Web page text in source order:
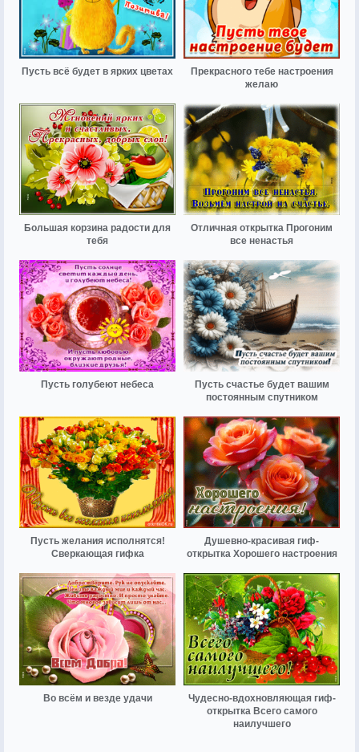
Пусть всё будет в ярких цветах
Прекрасного тебе настроения
желаю
Большая корзина радости для
тебя
Отличная открытка Прогоним
все ненастья
Пусть голубеют небеса
Пусть счастье будет вашим
постоянным спутником
Пусть желания исполнятся!
Сверкающая гифка
Душевно-красивая гиф-
открытка Хорошего настроения
Во всём и везде удачи
Чудесно-вдохновляющая гиф-
открытка Всего самого
наилучшего